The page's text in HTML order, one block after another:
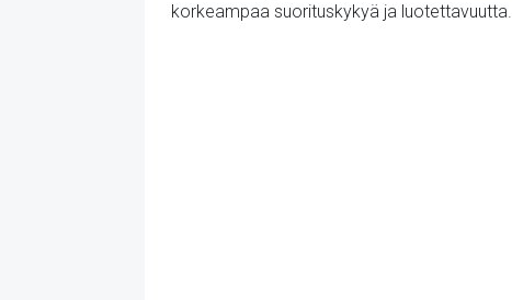
korkeampaa suorituskykyä ja luotettavuutta.